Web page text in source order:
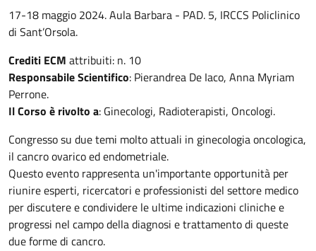
17-18 maggio 2024. Aula Barbara - PAD. 5, IRCCS Policlinico
di Sant’Orsola.
Crediti ECM attribuiti: n. 10
Responsabile Scientifico: Pierandrea De Iaco, Anna Myriam
Perrone.
Il Corso è rivolto a: Ginecologi, Radioterapisti, Oncologi.
Congresso su due temi molto attuali in ginecologia oncologica,
il cancro ovarico ed endometriale.
Questo evento rappresenta un'importante opportunità per
riunire esperti, ricercatori e professionisti del settore medico
per discutere e condividere le ultime indicazioni cliniche e
progressi nel campo della diagnosi e trattamento di queste
due forme di cancro.